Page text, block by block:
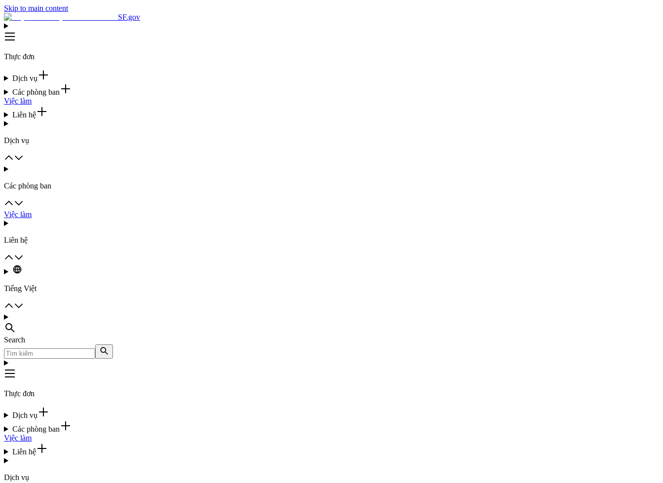
Skip to main content
SF.gov
Thực đơn
Dịch vụ
Các phòng ban
Việc làm
Liên hệ
Dịch vụ
Các phòng ban
Việc làm
Liên hệ
Tiếng Việt
Search
Thực đơn
Dịch vụ
Các phòng ban
Việc làm
Liên hệ
Dịch vụ